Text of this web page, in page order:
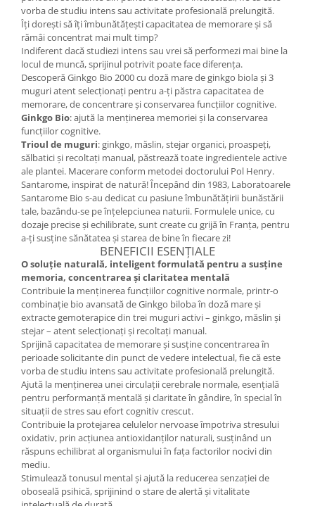
Mary & May
COSRX
BIODANCE
OOTD
Cettua
Haruharu Wonder
Medicube
ARIUL
Dr. Althea
DELLA BORN
Seleniu
Seminte de in
Silimarina
Spirulina
Ulei de cocos
Ulei de peste
Ulei MCT
Vitamina A
Vitamina B
Vitamina C
Vitamina D
Vitamina E
Vitamina K
Zinc
Cătină
Chlorella
Colina
Electroliti
Produse Apicole
Cacao
vorba de studiu intens sau activitate profesională prelungită.
Îți dorești să îți îmbunătățești capacitatea de memorare și să
rămâi concentrat mai mult timp?
Indiferent dacă studiezi intens sau vrei să performezi mai bine la
locul de muncă, sprijinul potrivit poate face diferența.
Descoperă Ginkgo Bio 2000 cu doză mare de ginkgo biola și 3
muguri atent selecționați pentru a-ți păstra capacitatea de
memorare, de concentrare și conservarea funcțiilor cognitive.
Ginkgo Bio: ajută la menținerea memoriei și la conservarea
funcțiilor cognitive.
Trioul de muguri: ginkgo, măslin, stejar organici, proaspeți,
sălbatici și recoltați manual, păstrează toate ingredientele active
ale plantei. Macerare conform metodei doctorului Pol Henry.
Santarome, inspirat de natură! Începând din 1983, Laboratoarele
Santarome Bio s-au dedicat cu pasiune îmbunătățirii bunăstării
tale, bazându-se pe înțelepciunea naturii. Formulele unice, cu
dozaje precise și echilibrate, sunt create cu grijă în Franța, pentru
a-ți susține sănătatea și starea de bine în fiecare zi!
BENEFICII ESENȚIALE
O soluție naturală, inteligent formulată pentru a susține
memoria, concentrarea și claritatea mentală
Contribuie la menținerea funcțiilor cognitive normale, printr-o
combinație bio avansată de Ginkgo biloba în doză mare și
extracte gemoterapice din trei muguri activi – ginkgo, măslin și
stejar – atent selecționați și recoltați manual.
Sprijină capacitatea de memorare și susține concentrarea în
perioade solicitante din punct de vedere intelectual, fie că este
vorba de studiu intens sau activitate profesională prelungită.
Ajută la menținerea unei circulații cerebrale normale, esențială
pentru performanță mentală și claritate în gândire, în special în
situații de stres sau efort cognitiv crescut.
Contribuie la protejarea celulelor nervoase împotriva stresului
oxidativ, prin acțiunea antioxidanților naturali, susținând un
răspuns echilibrat al organismului în fața factorilor nocivi din
mediu.
Stimulează tonusul mental și ajută la reducerea senzației de
oboseală psihică, sprijinind o stare de alertă și vitalitate